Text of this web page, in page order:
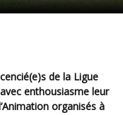
enthousiasme leur
organisés à